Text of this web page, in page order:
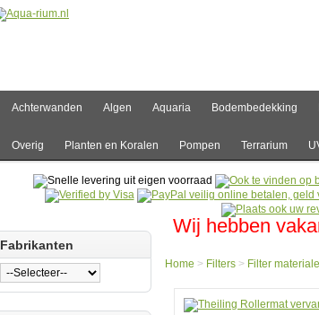
Achterwanden Algen Aquaria Bodembedekking
Overig Planten en Koralen Pompen Terrarium
Wij hebben
Fabrikanten
Home > Filters > Filter